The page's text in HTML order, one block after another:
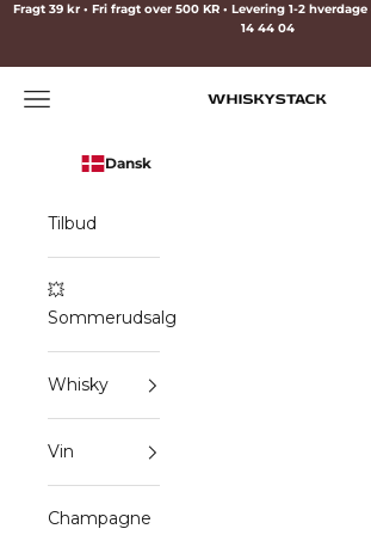
Spring til indhold
Fragt 39 kr • Fri fragt over 500 KR • Levering 1-2
14 44 04
WHISKYSTACK
Menu
Dansk
Tilbud
💥
Sommerudsalg
Whisky
Vin
Champagne